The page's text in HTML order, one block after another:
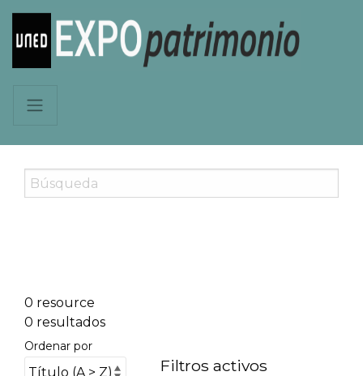
0 resource
0 resultados
Ordenar por
Filtros activos